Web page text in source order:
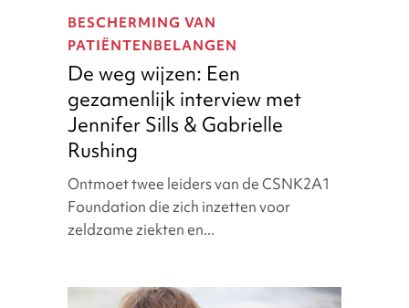
weg
wijzen:
Een
gezamenlijk
interview
met
Jennifer
Sills
&
Gabrielle
Rushing
BESCHERMING VAN
PATIËNTENBELANGEN
De weg wijzen: Een
gezamenlijk interview met
Jennifer Sills & Gabrielle
Rushing
Ontmoet twee leiders van de CSNK2A1
Foundation die zich inzetten voor
zeldzame ziekten en...